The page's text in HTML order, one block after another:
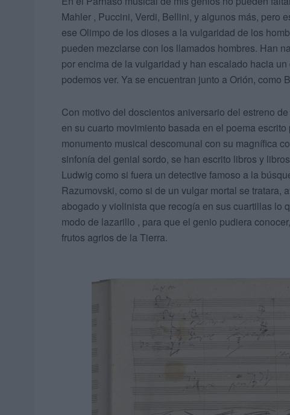
Mahler , Puccini, Verdi, Bellini, y algunos más, pero
ese Olimpo de los dioses a la vulgaridad de los
pueden mezclarse con los llamados hombres. Han
por encima de la vulgaridad y han escalado hacia
podemos ver. Ya se encuentran junto a Orión, como
Con motivo del doscientos aniversario del estreno
en su cuarto movimiento basada en el poema
monumento musical descomunal con su magnífica
sinfonía del genial sordo, se han escrito libros y
Ludwig como si fuera un detective famoso a la
Razumovski, como si de un vulgar mortal se
abogado y violinista que recogía en sus cuartillas lo
modo de lazarillo , para que el genio pudiera
frutos agrios de la Tierra.